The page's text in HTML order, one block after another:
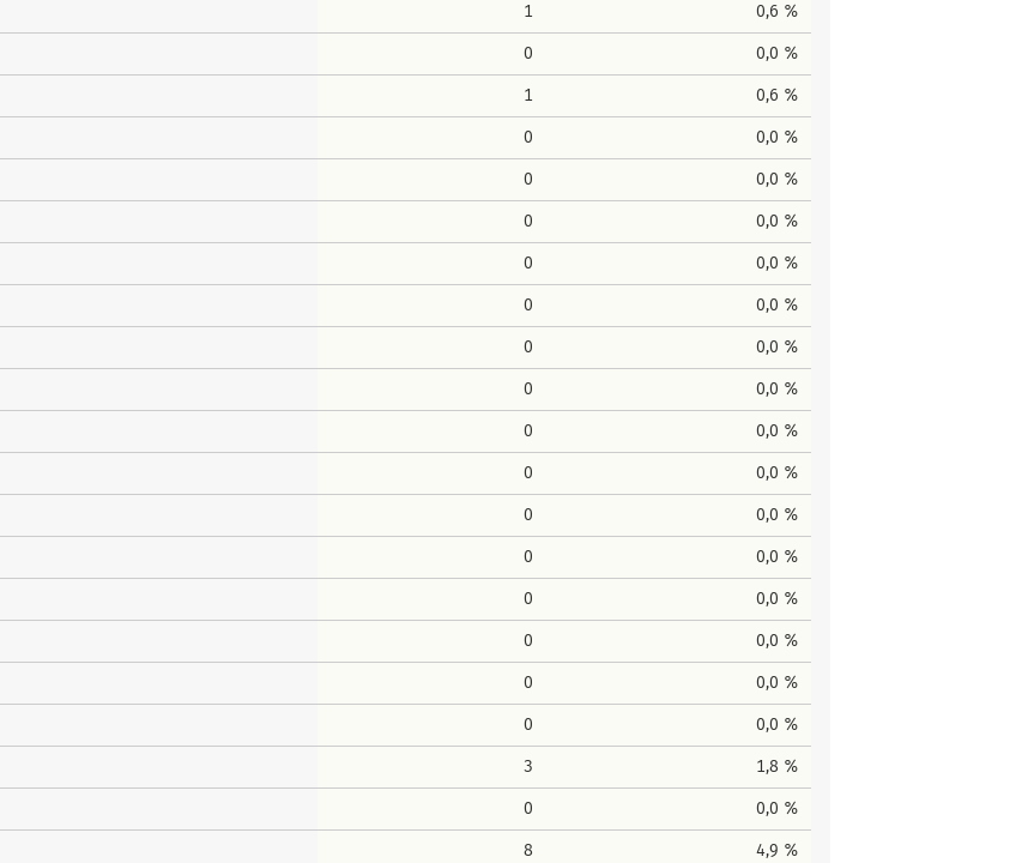
1 0,6 %
0 0,0 %
1 0,6 %
0 0,0 %
0 0,0 %
0 0,0 %
0 0,0 %
0 0,0 %
0 0,0 %
0 0,0 %
0 0,0 %
0 0,0 %
0 0,0 %
0 0,0 %
0 0,0 %
0 0,0 %
0 0,0 %
0 0,0 %
3 1,8 %
0 0,0 %
8 4,9 %